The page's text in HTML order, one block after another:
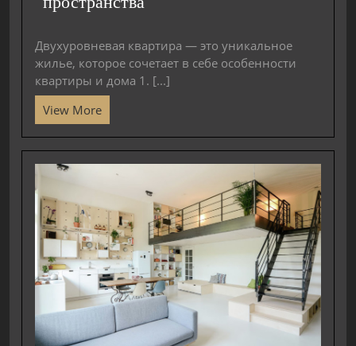
Двухуровневая квартира — это уникальное
жилье, которое сочетает в себе особенности
квартиры и дома 1. [...]
View More